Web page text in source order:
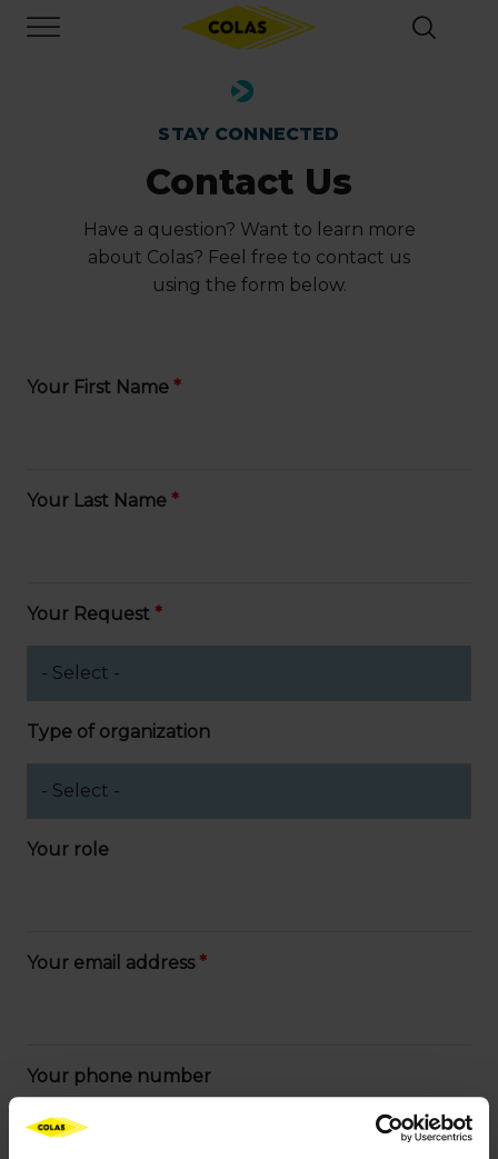
main
STAY CONNECTED
Contact Us
Have a question? Want to learn more
about Colas? Feel free to contact us
using the form below.
Your First Name
Your Last Name
Your Request
Type of organization
Your role
Your email address
Your phone number